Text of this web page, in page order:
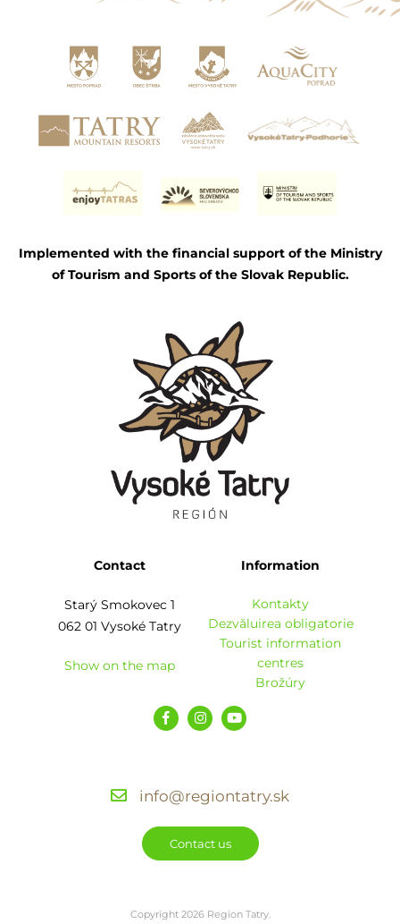
Implemented with the financial support of the Ministry
of Tourism and Sports of the Slovak Republic.
Contact
Starý Smokovec 1
062 01 Vysoké Tatry
Show on the map
Information
Kontakty
Dezvăluirea obligatorie
Tourist information
centres
Brožúry
info@regiontatry.sk
Contact us
Copyright 2026 Region Tatry.